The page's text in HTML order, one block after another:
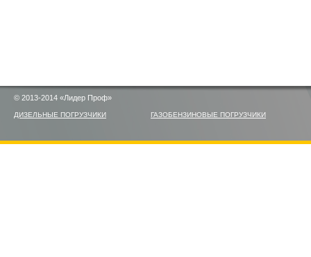
© 2013-2014 «Лидер Проф»
ДИЗЕЛЬНЫЕ ПОГРУЗЧИКИ ГАЗОБЕНЗИНОВЫЕ ПОГРУЗЧИКИ